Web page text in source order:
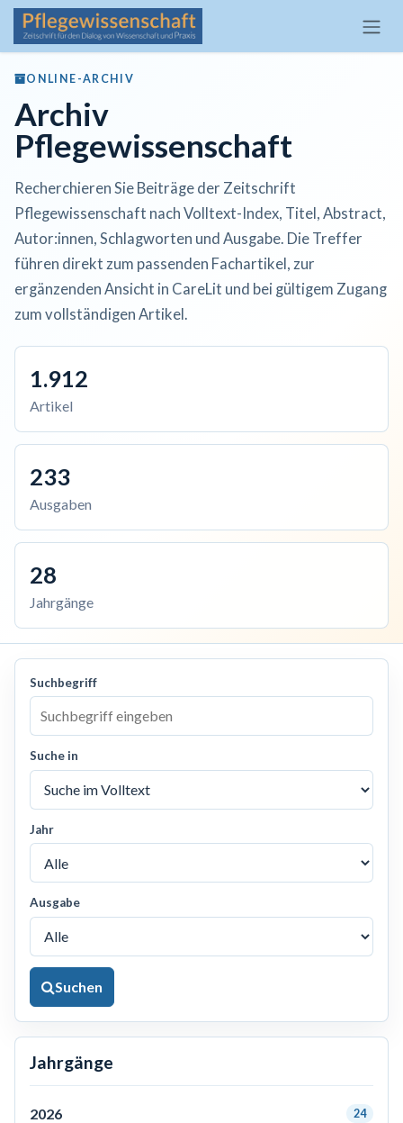
Zum Inhalt springen
ONLINE-ARCHIV
Archiv
Pflegewissenschaft
Recherchieren Sie Beiträge der Zeitschrift
Pflegewissenschaft nach Volltext-Index, Titel, Abstract,
Autor:innen, Schlagworten und Ausgabe. Die Treffer
führen direkt zum passenden Fachartikel, zur
ergänzenden Ansicht in CareLit und bei gültigem Zugang
zum vollständigen Artikel.
1.912
Artikel
233
Ausgaben
28
Jahrgänge
Suchbegriff
Suche in
Jahr
Ausgabe
Suchen
Jahrgänge
2026 24